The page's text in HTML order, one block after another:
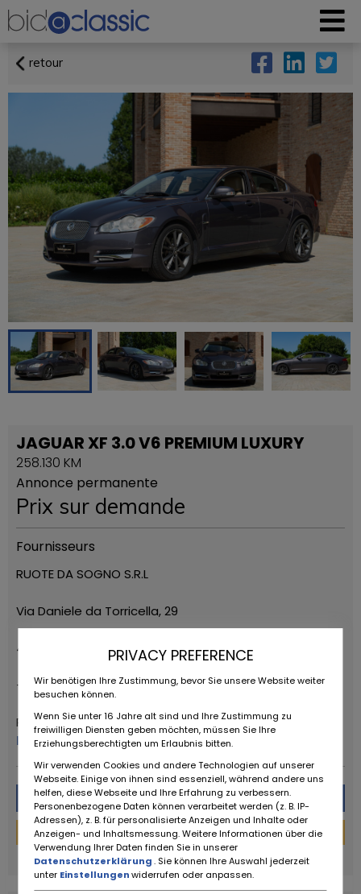
retour
JAGUAR XF 3.0 V6 PREMIUM LUXURY
258.130 KM
Annonce permanente
Prix ​​sur demande
Fournisseurs
RUOTE DA SOGNO S.R.L
Via Daniele da Torricella, 29
42122 Reggio Emilia
+39 0522 268511
Ruote da Sogno
Plus de ce concessionnaire
Message
Financement
powered bytarifcheck
PRIVACY PREFERENCE
Wir benötigen Ihre Zustimmung, bevor Sie unsere Website weiter
besuchen können.
Wenn Sie unter 16 Jahre alt sind und Ihre Zustimmung zu
freiwilligen Diensten geben möchten, müssen Sie Ihre
Erziehungsberechtigten um Erlaubnis bitten.
Wir verwenden Cookies und andere Technologien auf unserer
Webseite. Einige von ihnen sind essenziell, während andere uns
helfen, diese Webseite und Ihre Erfahrung zu verbessern.
Personenbezogene Daten können verarbeitet werden (z. B. IP-
Adressen), z. B. für personalisierte Anzeigen und Inhalte oder
Anzeigen- und Inhaltsmessung. Weitere Informationen über die
Verwendung Ihrer Daten finden Sie in unserer
Datenschutzerklärung. Sie können Ihre Auswahl jederzeit
unter Einstellungenwiderrufen oder anpassen.